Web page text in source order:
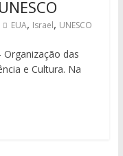
EUA, Israel, UNESCO
Organização das
e Cultura. Na